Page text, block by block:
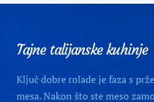
Tajne talijanske kuhinje
Ključ dobre rolade je faza s
mesa. Nakon što ste meso